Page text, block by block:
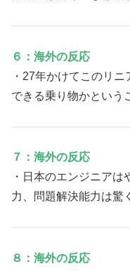
６：海外の反応
・27年かけてこのリ
できる乗り物かという
７：海外の反応
・日本のエンジニア
力、問題解決能力は驚
８：海外の反応